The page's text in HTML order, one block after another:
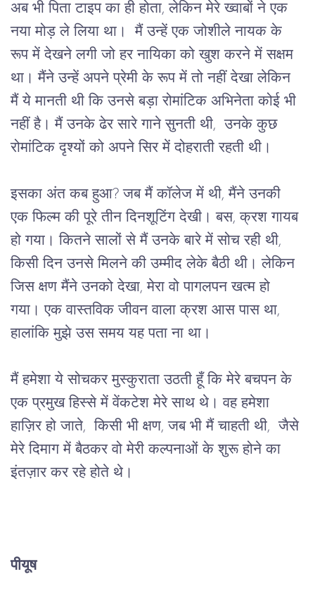
अब भी पिता टाइप का ही होता, लेकिन मेरे ख्वाबों ने एक
नया मोड़ ले लिया था। मैं उन्हें एक जोशीले नायक के
रूप में देखने लगी जो हर नायिका को खुश करने में सक्षम
था। मैंने उन्हें अपने प्रेमी के रूप में तो नहीं देखा लेकिन
मैं ये मानती थी कि उनसे बड़ा रोमांटिक अभिनेता कोई भी
नहीं है। मैं उनके ढेर सारे गाने सुनती थी, उनके कुछ
रोमांटिक दृश्यों को अपने सिर में दोहराती रहती थी।
इसका अंत कब हुआ? जब मैं कॉलेज में थी, मैंने उनकी
एक फिल्म की पूरे तीन दिनशूटिंग देखी। बस, क्रश गायब
हो गया। कितने सालों से मैं उनके बारे में सोच रही थी,
किसी दिन उनसे मिलने की उम्मीद लेके बैठी थी। लेकिन
जिस क्षण मैंने उनको देखा, मेरा वो पागलपन खत्म हो
गया। एक वास्तविक जीवन वाला क्रश आस पास था,
हालांकि मुझे उस समय यह पता ना था।
मैं हमेशा ये सोचकर मुस्कुराता उठती हूँ कि मेरे बचपन के
एक प्रमुख हिस्से में वेंकटेश मेरे साथ थे। वह हमेशा
हाज़िर हो जाते, किसी भी क्षण, जब भी मैं चाहती थी, जैसे
मेरे दिमाग में बैठकर वो मेरी कल्पनाओं के शुरू होने का
इंतज़ार कर रहे होते थे।
पीयूष